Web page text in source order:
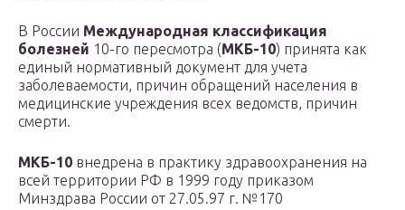
В России Международная классификация
болезней 10-го пересмотра (МКБ-10) принята как
единый нормативный документ для учета
заболеваемости, причин обращений населения в
медицинские учреждения всех ведомств, причин
смерти.
МКБ-10 внедрена в практику здравоохранения на
всей территории РФ в 1999 году приказом
Минздрава России от 27.05.97 г. №170